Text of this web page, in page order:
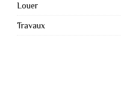
Louer
Travaux